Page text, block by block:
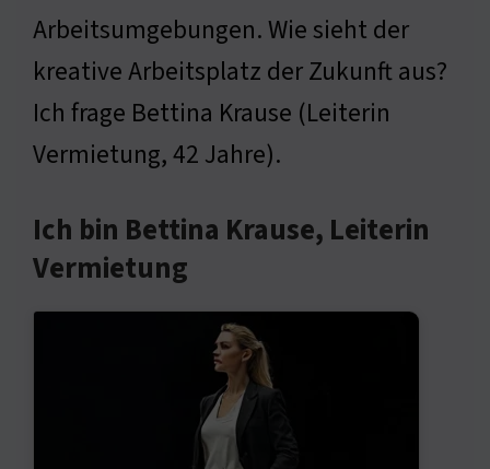
Arbeitsumgebungen. Wie sieht der
kreative Arbeitsplatz der Zukunft aus?
Ich frage Bettina Krause (Leiterin
Vermietung, 42 Jahre).
Ich bin Bettina Krause, Leiterin
Vermietung